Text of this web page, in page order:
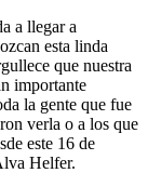
a llegar a
esta linda
que nuestra
importante
la gente que fue
verla o a los que
este 16 de
Helfer.